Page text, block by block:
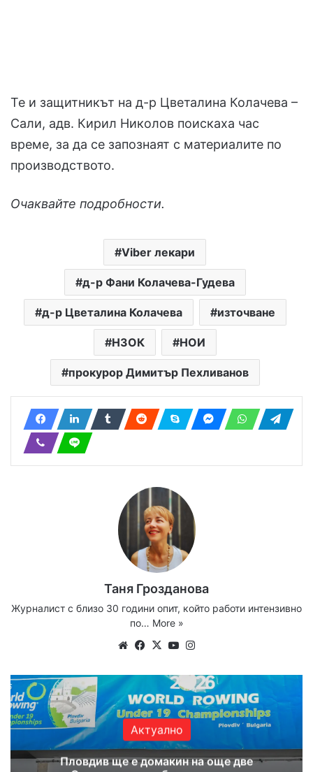
Те и защитникът на д-р Цветалина Колачева –
Сали, адв. Кирил Николов поискаха час
време, за да се запознаят с материалите по
производството.
Очаквайте подробности.
Viber лекари
д-р Фани Колачева-Гудева
д-р Цветалина Колачева източване
НЗОК НОИ
прокурор Димитър Пехливанов
Таня Грозданова
Журналист с близо 30 години опит, който работи интензивно
по… More »
WebsiteFacebook
X YouTube
Актуално
Пловдив ще е домакин на още две